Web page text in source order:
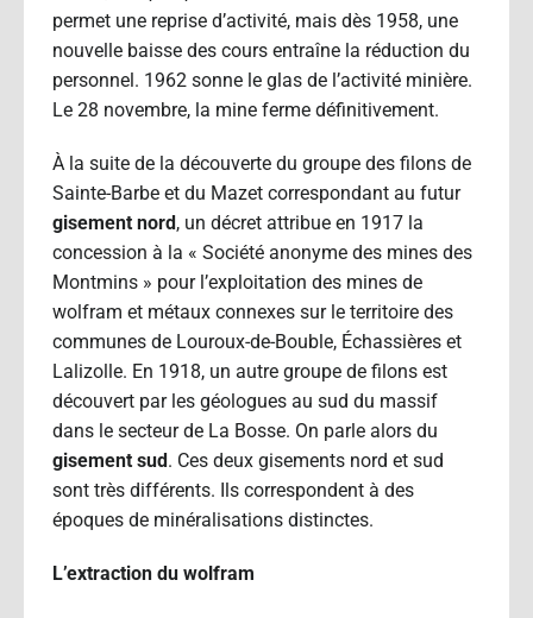
permet une reprise d’activité, mais dès 1958, une
nouvelle baisse des cours entraîne la réduction du
personnel. 1962 sonne le glas de l’activité minière.
Le 28 novembre, la mine ferme définitivement.
À la suite de la découverte du groupe des filons de
Sainte-Barbe et du Mazet correspondant au futur
gisement nord, un décret attribue en 1917 la
concession à la « Société anonyme des mines des
Montmins » pour l’exploitation des mines de
wolfram et métaux connexes sur le territoire des
communes de Louroux-de-Bouble, Échassières et
Lalizolle. En 1918, un autre groupe de filons est
découvert par les géologues au sud du massif
dans le secteur de La Bosse. On parle alors du
gisement sud. Ces deux gisements nord et sud
sont très différents. Ils correspondent à des
époques de minéralisations distinctes.
L’extraction du wolfram